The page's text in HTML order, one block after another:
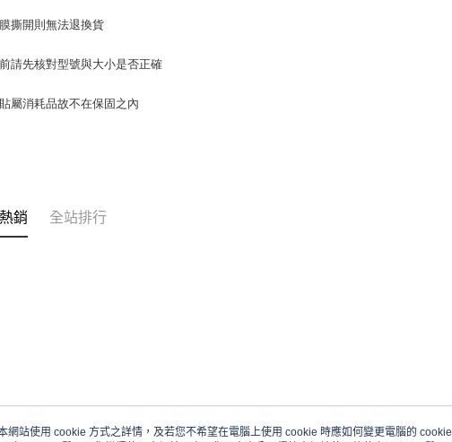
撕開則無法退換貨
請先核對型號與大小是否正確
屬消耗品故不在保固之內
銷 全站排行
網站使用 cookie 方式之詳情，及若您不希望在電腦上使用 cookie 時應如何變更電腦的 cookie